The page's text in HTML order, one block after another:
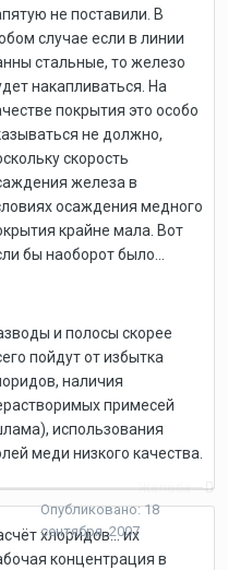
не поставили. В
случае если в линии
стальные, то железо
накапливаться. На
покрытия это особо
не должно,
скорость
железа в
осаждения медного
крайне мала. Вот
бы наоборот было...
и полосы скорее
пойдут от избытка
наличия
примесей
использования
меди низкого качества.
Жалоба
Опубликовано:18
сентября, 2007
хлоридов... их
концентрация в